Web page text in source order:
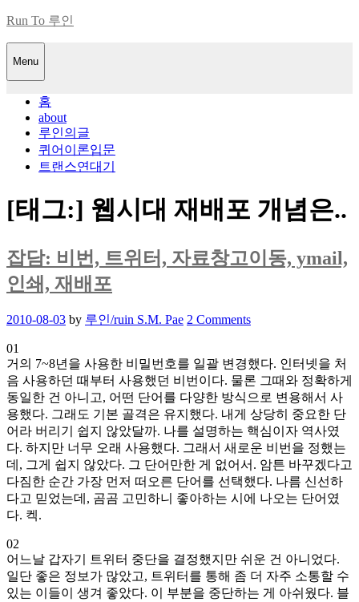
Skip
content
Run To 루인
Menu
홈
about
루인의글
퀴어이론입문
트랜스연대기
[태그:] 웹시대 재배포 개념은..
잡담: 비번, 트위터, 자료창고이동, ymail,
인쇄, 재배포
Posted
2010-08-03 by 루인/ruin S.M. Pae 2 Comments
01
거의 7~8년을 사용한 비밀번호를 일괄 변경했다. 인터넷을 처
음 사용하던 때부터 사용했던 비번이다. 물론 그때와 정확하게
동일한 건 아니고, 어떤 단어를 다양한 방식으로 변용해서 사
용했다. 그래도 기본 골격은 유지했다. 내게 상당히 중요한 단
어라 버리기 쉽지 않았달까. 나를 설명하는 핵심이자 역사였
다. 하지만 너무 오래 사용했다. 그래서 새로운 비번을 정했는
데, 그게 쉽지 않았다. 그 단어만한 게 없어서. 암튼 바꾸겠다고
다짐한 순간 가장 먼저 떠오른 단어를 선택했다. 나름 신선하
다고 믿었는데, 곰곰 고민하니 좋아하는 시에 나오는 단어였
다. 켁.
02
어느날 갑자기 트위터 중단을 결정했지만 쉬운 건 아니었다.
일단 좋은 정보가 많았고, 트위터를 통해 좀 더 자주 소통할 수
있는 이들이 생겨 좋았다. 이 부분을 중단하는 게 아쉬웠다. 블